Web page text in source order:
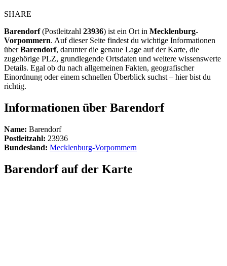
SHARE
Barendorf(Postleitzahl 23936) ist ein Ort in Mecklenburg-
Vorpommern. Auf dieser Seite findest du wichtige Informationen
überBarendorf, darunter die genaue Lage auf der Karte, die
zugehörige PLZ, grundlegende Ortsdaten und weitere wissenswerte
Details. Egal ob du nach allgemeinen Fakten, geografischer
Einordnung oder einem schnellen Überblick suchst – hier bist du
richtig.
Informationen über Barendorf
Name: Barendorf
Postleitzahl: 23936
Bundesland: Mecklenburg-Vorpommern
Barendorf auf der Karte